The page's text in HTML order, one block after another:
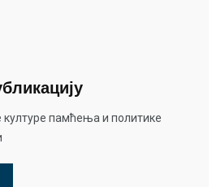
културе памћења и политике